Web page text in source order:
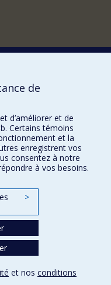
de
d’améliorer et de
Certains témoins
et la
enregistrent vos
consentez à notre
à vos besoins.
>
et nos conditions